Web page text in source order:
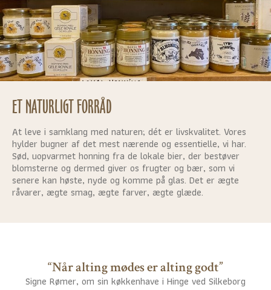
ET NATURLIGT FORRÅD
At leve i samklang med naturen; dét er livskvalitet. Vores
hylder bugner af det mest nærende og essentielle, vi har.
Sød, uopvarmet honning fra de lokale bier, der bestøver
blomsterne og dermed giver os frugter og bær, som vi
senere kan høste, nyde og komme på glas. Det er ægte
råvarer, ægte smag, ægte farver, ægte glæde.
“Når alting mødes er alting godt”
Signe Rømer, om sin køkkenhave i Hinge ved Silkeborg